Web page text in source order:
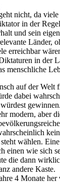
nicht, da
in der
und sein
Länder,
erreichbar
in der
menschliche
auf der Welt
dabei
modern, aber
wählen.
einen wie sich
die dann
andere Kaste.
4 Monate her